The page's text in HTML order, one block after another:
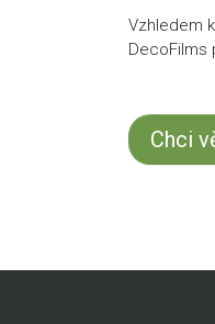
Vzhledem k
DecoFilms
Chci